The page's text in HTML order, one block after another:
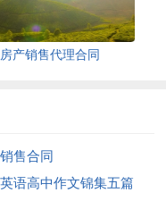
房产销售代理合同
售合同
语高中作文锦集五篇